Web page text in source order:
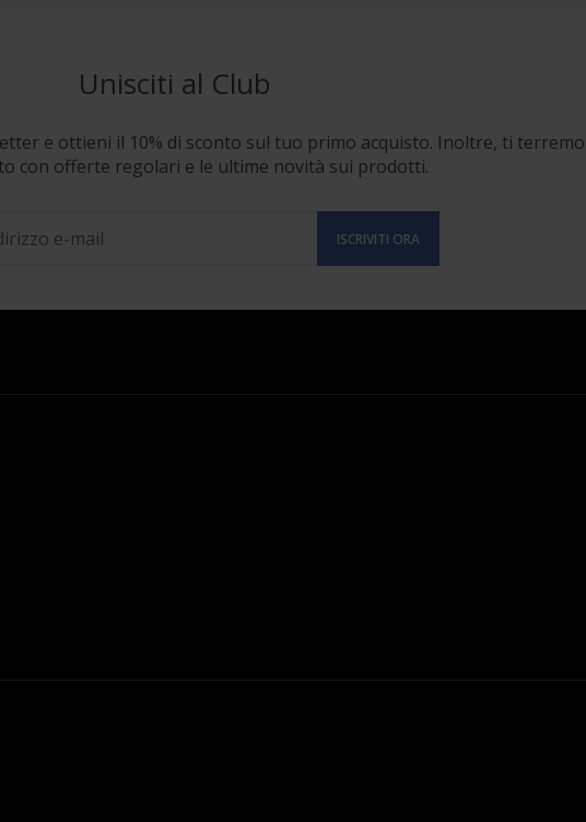
Unisciti al Club
e ottieni il 10% di sconto sul tuo primo acquisto. Inoltre, ti terremo
con offerte regolari e le ultime novità sui prodotti.